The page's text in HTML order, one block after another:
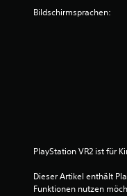
t
t
a
s
e
d
m
S
i
Bildschirmsprachen:
PlayStation VR2 ist für
Dieser Artikel enthält
Funktionen nutzen